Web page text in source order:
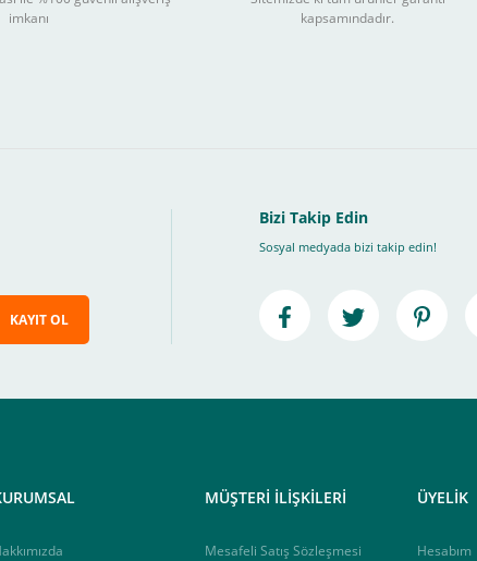
ederek peşin fiyatına 3 Taksit seçenekleri bankaya göre değişebilir
link üzerinden tıklayarak 3D Secure güvenli ödeme ile ödemenizi
imkanı
kapsamındadır.
KAYIT OL
Bizi Takip Edin
Sosyal medyada bizi takip edin!
MÜŞTERİ İLİŞKİLERİ
Mesafeli Satış Sözleşmesi
ÜYELİK
Hesabım